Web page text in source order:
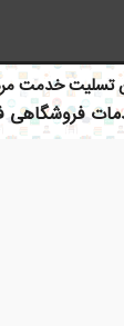
خدمت
فروشگاهی فقط